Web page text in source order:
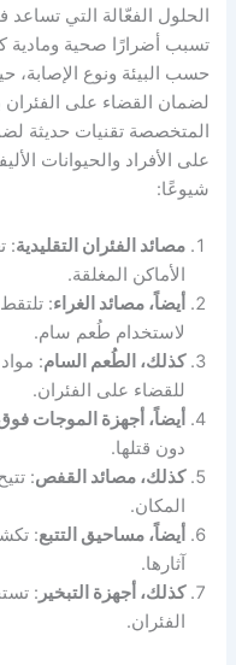
الحلول الفعّالة التي
تسبب أضرارًا صحية ومادية
حسب البيئة ونوع الإصابة،
لضمان القضاء على
المتخصصة تقنيات حديثة
على الأفراد والحيوانات
شيوعًا:
مصائد الفئران التقليدية:
الأماكن المغلقة.
أيضاً، مصائد الغراء:
لاستخدام طُعم سام.
كذلك، الطُعم السام:
للقضاء على الفئران.
أيضاً، أجهزة الموجات
دون قتلها.
كذلك، مصائد القفص:
المكان.
أيضاً، مساحيق التتبع:
آثارها.
كذلك، أجهزة التبخير :
الفئران.